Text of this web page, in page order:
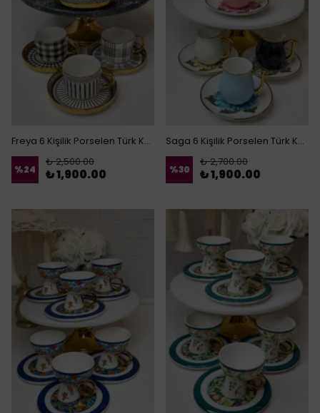
Freya 6 Kişilik Porselen Türk Kahvesi Fincanı
%24
₺ 2,500.00
₺ 1,900.00
Saga 6 Kişilik Porselen Türk Kahvesi Fincanı
%30
₺ 2,700.00
₺ 1,900.00